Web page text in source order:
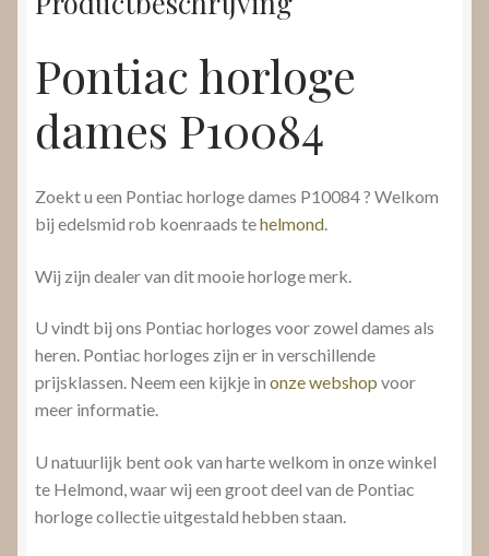
Pontiac horloge
dames P10084
Zoekt u een Pontiac horloge dames P10084 ? Welkom
bij edelsmid rob koenraads tehelmond.
Wij zijn dealer van dit mooie horloge merk.
U vindt bij ons Pontiac horloges voor zowel dames als
heren. Pontiac horloges zijn er in verschillende
prijsklassen. Neem een kijkje in onze webshop voor
meer informatie.
U natuurlijk bent ook van harte welkom in onze winkel
te Helmond, waar wij een groot deel van de Pontiac
horloge collectie uitgestald hebben staan.